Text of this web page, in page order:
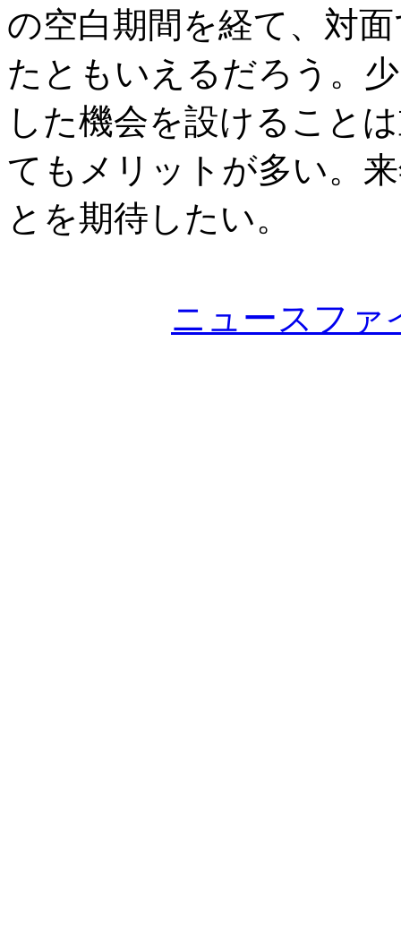
の空白期間を経て、対
たともいえるだろう。
した機会を設けること
てもメリットが多い。
とを期待したい。
ニュースファ